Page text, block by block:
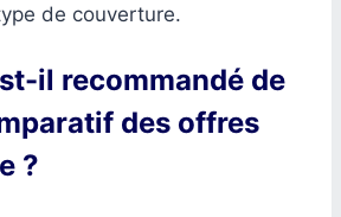
de couverture.
il recommandé de
des offres
?